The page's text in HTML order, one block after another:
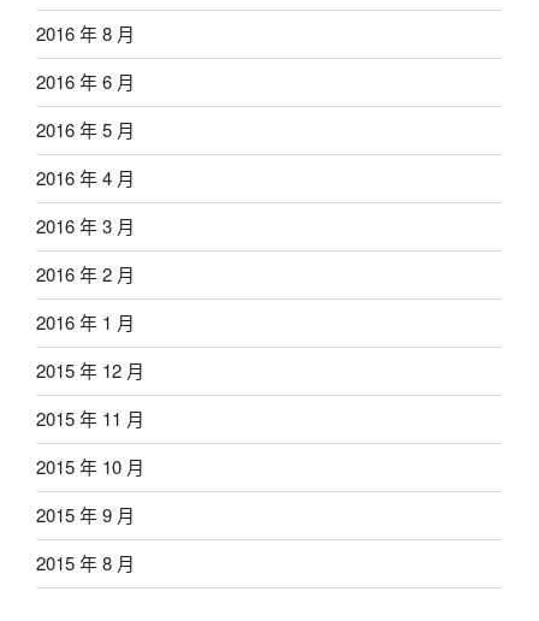
2016 年 8 月
2016 年 6 月
2016 年 5 月
2016 年 4 月
2016 年 3 月
2016 年 2 月
2016 年 1 月
2015 年 12 月
2015 年 11 月
2015 年 10 月
2015 年 9 月
2015 年 8 月